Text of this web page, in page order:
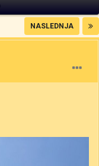
NASLEDNJA